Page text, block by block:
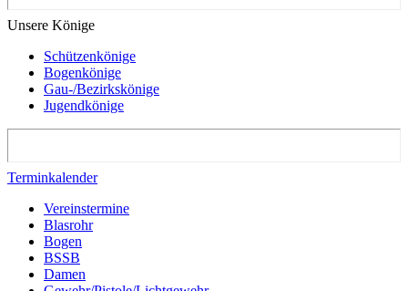
Unsere Könige
Schützenkönige
Bogenkönige
Gau-/Bezirkskönige
Jugendkönige
Terminkalender
Vereinstermine
Blasrohr
Bogen
BSSB
Damen